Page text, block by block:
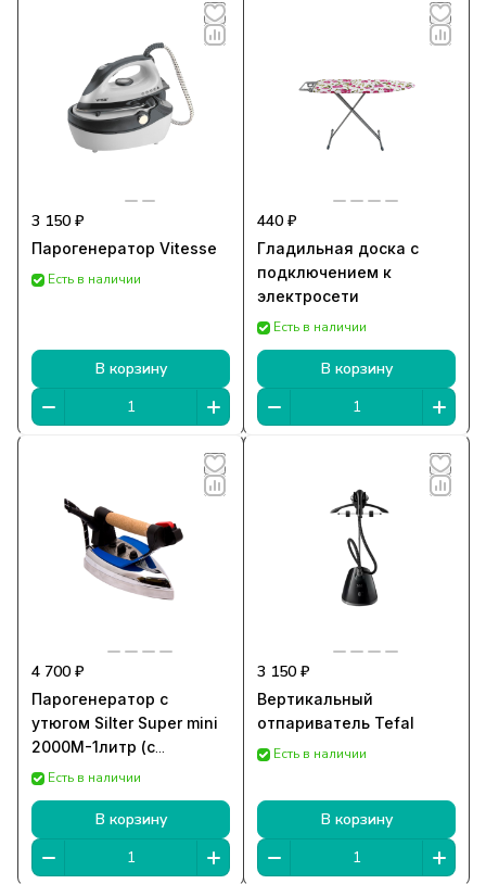
3 150 ₽
Парогенератор Vitesse
Есть в наличии
В корзину
440 ₽
Гладильная доска с
подключением к
электросети
Есть в наличии
В корзину
4 700 ₽
Парогенератор с
утюгом Silter Super mini
2000M-1литр (с
манометром)
Есть в наличии
В корзину
3 150 ₽
Вертикальный
отпариватель Tefal
Есть в наличии
В корзину